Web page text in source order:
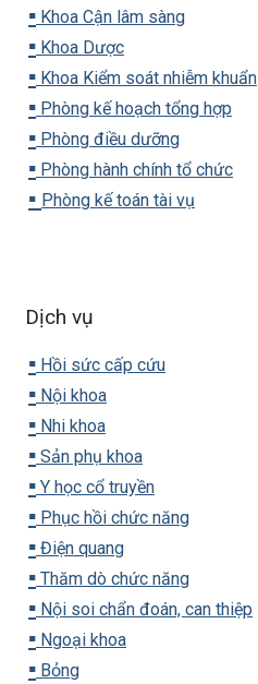
▪️ Khoa Cận lâm sàng
▪️ Khoa Dược
▪️ Khoa Kiểm soát nhiễm khuẩn
▪️ Phòng kế hoạch tổng hợp
▪️ Phòng điều dưỡng
▪️ Phòng hành chính tổ chức
▪️ Phòng kế toán tài vụ
Dịch vụ
▪️ Hồi sức cấp cứu
▪️ Nội khoa
▪️ Nhi khoa
▪️ Sản phụ khoa
▪️ Y học cổ truyền
▪️ Phục hồi chức năng
▪️ Điện quang
▪️ Thăm dò chức năng
▪️ Nội soi chẩn đoán, can thiệp
▪️ Ngoại khoa
▪️ Bỏng